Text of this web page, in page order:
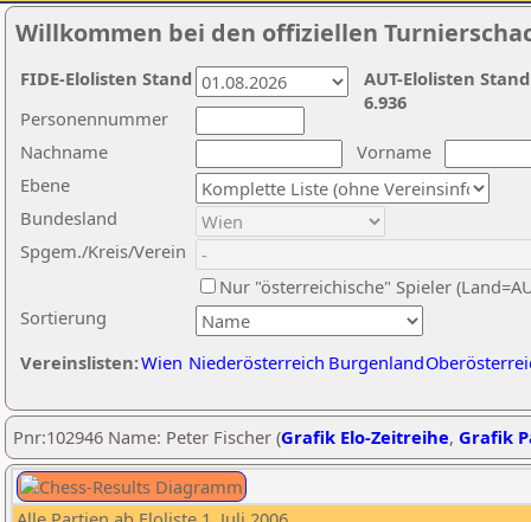
Willkommen bei den offiziellen
Nachname
Vorname
Ebene
Sortierung
Personennummer
Bundesland
Spgem./Kreis/Verein
Nur "österreichische" Spieler
Vereinslisten:Wien Niederösterreich Burgenland
AUT-Elolisten
6.936
FIDE-Elolisten Stand
Pnr:102946 Name: Peter Fischer (Grafik Elo-Zeitreihe, Grafik